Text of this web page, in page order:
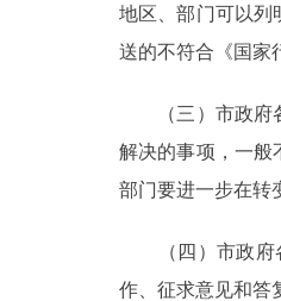
地区、部门可以列
送的不符合《国家
（三）市政府各
解决的事项，一般
部门要进一步在转
（四）市政府各
作、征求意见和答